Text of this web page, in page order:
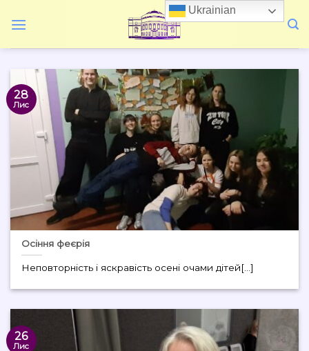
Осіння феєрія
Неповторність і яскравість осені очами дітей[...]
28
Лис
26
Лис
Ukrainian